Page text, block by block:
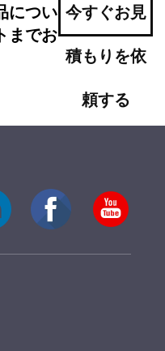
につい
までお
今すぐお見
積もりを依
頼する